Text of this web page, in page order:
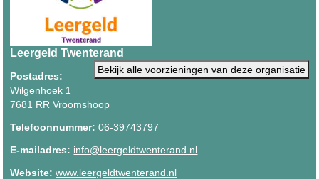
Leergeld Twenterand
Bekijk alle voorzieningen van deze organisatie
Postadres:
Wilgenhoek 1
7681 RR Vroomshoop
Telefoonnummer: 06-39743797
E-mailadres: info@leergeldtwenterand.nl
Website: www.leergeldtwenterand.nl